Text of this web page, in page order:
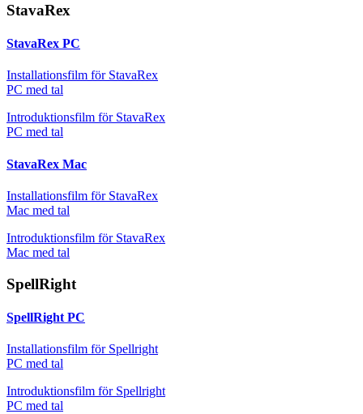
StavaRex
StavaRex PC
Installationsfilm för StavaRex
PC med tal
Introduktionsfilm för StavaRex
PC med tal
StavaRex Mac
Installationsfilm för StavaRex
Mac med tal
Introduktionsfilm för StavaRex
Mac med tal
SpellRight
SpellRight PC
Installationsfilm för Spellright
PC med tal
Introduktionsfilm för Spellright
PC med tal